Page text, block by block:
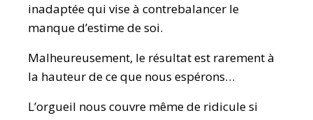
inadaptée qui vise à contrebalancer le
manque d’estime de soi.
Malheureusement, le résultat est rarement à
la hauteur de ce que nous espérons…
L’orgueil nous couvre même de ridicule si